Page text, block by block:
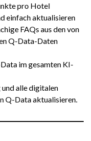
pro Hotel
einfach aktualisieren
FAQs aus den von
Q-Data-Daten
im gesamten KI-
alle digitalen
Q-Data aktualisieren.